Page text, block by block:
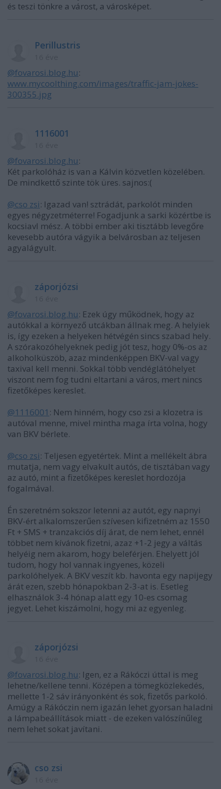
és teszi tönkre a várost, a városképet.
Perillustris
@fovarosi.blog.hu:
www.mycoolthing.com/images/traffic-jam-jokes-
300355.jpg
1116001
@fovarosi.blog.hu:
Két parkolóház is van a Kálvin közvetlen közelében.
De mindkettő szinte tök üres. sajnos:(
@cso zsi: Igazad van! sztrádát, parkolót minden
egyes négyzetméterre! Fogadjunk a sarki közértbe is
kocsiavl mész. A többi ember aki tisztább levegőre
kevesebb autóra vágyik a belvárosban az teljesen
agyalágyult.
záporjózsi
@fovarosi.blog.hu: Ezek úgy működnek, hogy az
autókkal a környező utcákban állnak meg. A helyiek
is, így ezeken a helyeken hétvégén sincs szabad hely.
A szórakozóhelyeknek pedig jót tesz, hogy 0%-os az
alkoholküszöb, azaz mindenképpen BKV-val vagy
taxival kell menni. Sokkal több vendéglátóhelyet
viszont nem fog tudni eltartani a város, mert nincs
fizetőképes kereslet.
@1116001 : Nem hinném, hogy cso zsi a klozetra is
autóval menne, mivel mintha maga írta volna, hogy
van BKV bérlete.
@cso zsi: Teljesen egyetértek. Mint a mellékelt ábra
mutatja, nem vagy elvakult autós, de tisztában vagy
az autó, mint a fizetőképes kereslet hordozója
fogalmával.
Én szeretném sokszor letenni az autót, egy napnyi
BKV-ért alkalomszerűen szívesen kifizetném az 1550
Ft + SMS + tranzakciós díj árat, de nem lehet, ennél
többet nem kívánok fizetni, azaz +1-2 jegy a váltás
helyéig nem akarom, hogy beleférjen. Ehelyett jól
tudom, hogy hol vannak ingyenes, közeli
parkolóhelyek. A BKV veszít kb. havonta egy napijegy
árát ezen, szebb hónapokban 2-3-at is. Esetleg
elhasználok 3-4 hónap alatt egy 10-es csomag
jegyet. Lehet kiszámolni, hogy mi az egyenleg.
záporjózsi
@fovarosi.blog.hu: Igen, ez a Rákóczi úttal is meg
lehetne/kellene tenni. Középen a tömegközlekedés,
mellette 1-2 sáv irányonként és sok, fizetős parkoló.
Amúgy a Rákóczin nem igazán lehet gyorsan haladni
a lámpabeállítások miatt - de ezeken valószínűleg
nem lehet sokat javítani.
cso zsi